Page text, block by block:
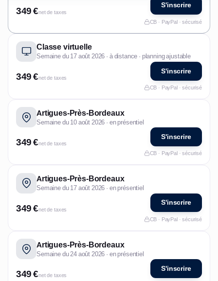
349 €net de taxes
S'inscrire
CB · PayPal · sécurisé
Classe virtuelle
Semaine du 17 août 2026 · à distance · planning ajustable
349 €net de taxes
S'inscrire
CB · PayPal · sécurisé
Artigues-Près-Bordeaux
Semaine du 10 août 2026 · en présentiel
349 €net de taxes
S'inscrire
CB · PayPal · sécurisé
Artigues-Près-Bordeaux
Semaine du 17 août 2026 · en présentiel
349 €net de taxes
S'inscrire
CB · PayPal · sécurisé
Artigues-Près-Bordeaux
Semaine du 24 août 2026 · en présentiel
349 €net de taxes
S'inscrire